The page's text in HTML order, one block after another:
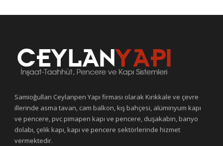
Samioğulları Ceylanpen Yapı firması olarak Kırıkkale ve çevre
illerinde asma tavan, cam balkon, kış bahçesi, alüminyum kapı
ve pencere, pvc pimapen kapı ve pencere, duşakabin, banyo
dolabı, çelik kapı, kapı ve pencere sektörlerinde hizmet
vermektedir.